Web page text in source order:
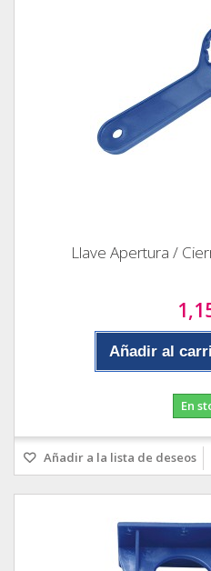
Llave Apertura /
Añadir al
En
Añadir a la lista de deseos